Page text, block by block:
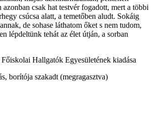
csak hat testvér fogadott, mert a többi
csúcsa alatt, a temetőben aludt. Sokáig
de sohase láthatom őket s nem tudom,
lépdeltünk tehát az élet útján, a sorban
Hallgatók Egyesületének kiadása
borítója szakadt (megragasztva)